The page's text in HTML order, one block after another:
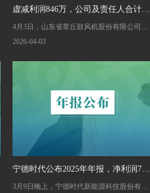
虚减利润846万，公司及责任人合计拟
被罚690万！股票将被ST
4月3日，山东省章丘鼓风机股份有限公司
（002598）披露关于公司及相关当事人收到
2026-04-03
宁德时代公布2025年年报，净利润722
亿元！
3月9日晚上，宁德时代新能源科技股份有限